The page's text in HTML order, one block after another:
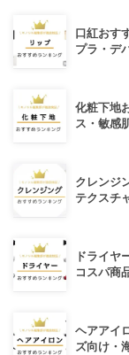
口紅おす
プラ・デ
化粧下地
ス・敏感
クレンジ
テクスチ
ドライヤ
コスパ商
ヘアアイ
ズ向け・